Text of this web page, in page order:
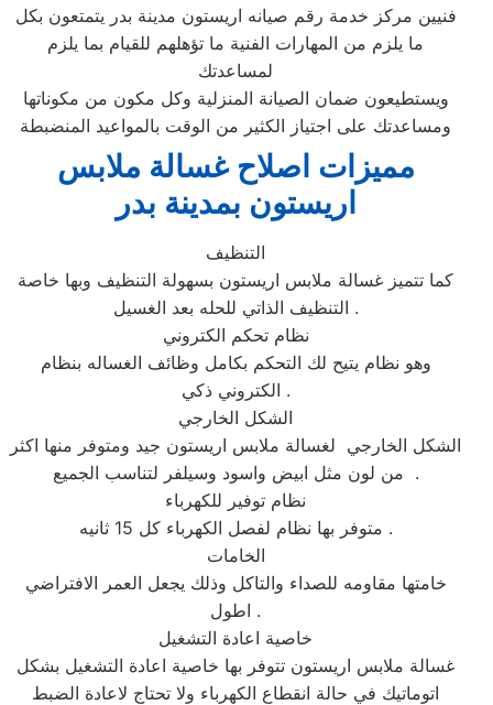
فنيين مركز خدمة رقم صيانه اريستون مدينة بدر يتمتعون بكل
ما يلزم من المهارات الفنية ما تؤهلهم للقيام بما يلزم
لمساعدتك
ويستطيعون ضمان الصيانة المنزلية وكل مكون من مكوناتها
ومساعدتك على اجتياز الكثير من الوقت بالمواعيد المنضبطة
مميزات اصلاح غسالة ملابس
اريستون بمدينة بدر
التنظيف
كما تتميز غسالة ملابس اريستون بسهولة التنظيف وبها خاصة
التنظيف الذاتي للحله بعد الغسيل .
نظام تحكم الكتروني
وهو نظام يتيح لك التحكم بكامل وظائف الغساله بنظام
الكتروني ذكي .
الشكل الخارجي
الشكل الخارجي لغسالة ملابس اريستون جيد ومتوفر منها اكثر
من لون مثل ابيض واسود وسيلفر لتناسب الجميع .
نظام توفير للكهرباء
متوفر بها نظام لفصل الكهرباء كل 15 ثانيه .
الخامات
خامتها مقاومه للصداء والتاكل وذلك يجعل العمر الافتراضي
اطول .
خاصية اعادة التشغيل
غسالة ملابس اريستون تتوفر بها خاصية اعادة التشغيل بشكل
اتوماتيك في حالة انقطاع الكهرباء ولا تحتاج لاعادة الضبط